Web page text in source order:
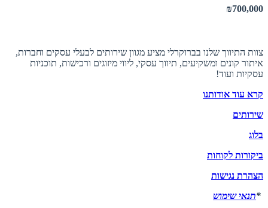
₪700,000
צוות התיווך שלנו בברוקרלי מציע מגוון שירותים לבעלי עסקים וחברות,
איתור קונים ומשקיעים, תיווך עסקי, ליווי מיזוגים ורכישות, תוכניות
עסקיות ועוד!
קרא עוד אודותנו
שירותים
בלוג
ביקורות לקוחות
הצהרת נגישות
*תנאי שימוש